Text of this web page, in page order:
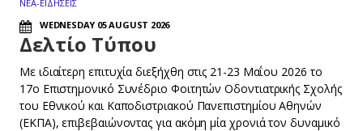
ΝΕΑ-ΕΙΔΗΣΕΙΣ
WEDNESDAY 05 AUGUST 2026
Δελτίο Τύπου
Με ιδιαίτερη επιτυχία διεξήχθη στις 21-23 Μαΐου 2026 το
17ο Επιστημονικό Συνέδριο Φοιτητών Οδοντιατρικής Σχολής
του Εθνικού και Καποδιστριακού Πανεπιστημίου Αθηνών
(ΕΚΠΑ), επιβεβαιώνοντας για ακόμη μία χρονιά τον δυναμικό